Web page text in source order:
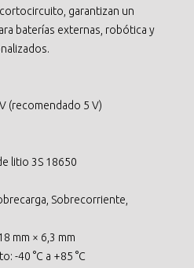
garantizan un
baterías externas, robótica y
(recomendado 5 V)
litio 3S 18650
Sobrecorriente,
mm × 6,3 mm
-40 °C a +85 °C